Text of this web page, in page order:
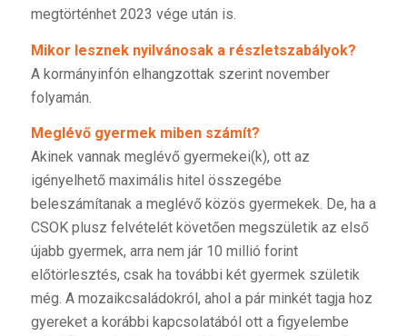
megtörténhet 2023 vége után is.
Mikor lesznek nyilvánosak a részletszabályok?
A kormányinfón elhangzottak szerint november
folyamán.
Meglévő gyermek miben számít?
Akinek vannak meglévő gyermekei(k), ott az
igényelhető maximális hitel összegébe
beleszámítanak a meglévő közös gyermekek. De, ha a
CSOK plusz felvételét követően megszületik az első
újabb gyermek, arra nem jár 10 millió forint
előtörlesztés, csak ha további két gyermek születik
még. A mozaikcsaládokról, ahol a pár minkét tagja hoz
gyereket a korábbi kapcsolatából ott a figyelembe